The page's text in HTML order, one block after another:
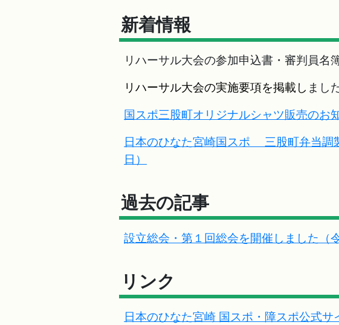
新着情報
リハーサル大会の参加申込書・審判員名
リハーサル大会の実施要項を掲載し まし
国スポ三股町オリジナルシャツ販売のお
日本のひなた宮崎国スポ 三股町弁当調
日 ）
過去の記事
設立総会・第１回総会を開催しました（
リンク
日本のひなた宮崎 国スポ・障スポ公式サ